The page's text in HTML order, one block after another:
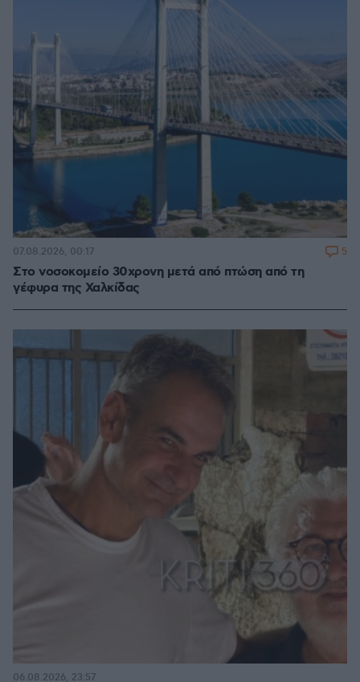
Στο νοσοκομείο 30χρονη μετά από πτώση από τη
γέφυρα της Χαλκίδας
07.08.2026, 00:17 5
06.08.2026, 23:57